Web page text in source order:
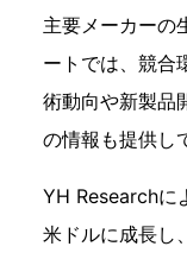
主要メーカーの
ートでは、競合
術動向や新製品
の情報も提供し
YH Researchに
米ドルに成長し